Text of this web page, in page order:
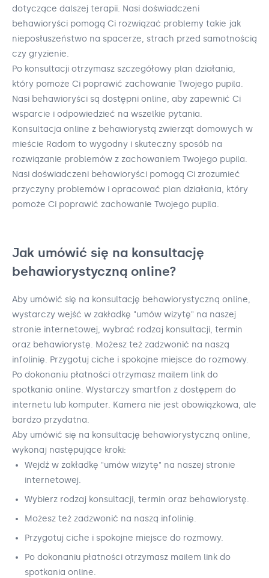
dotyczące dalszej terapii. Nasi doświadczeni
behawioryści pomogą Ci rozwiązać problemy takie jak
nieposłuszeństwo na spacerze, strach przed samotnością
czy gryzienie.
Po konsultacji otrzymasz szczegółowy plan działania,
który pomoże Ci poprawić zachowanie Twojego pupila.
Nasi behawioryści są dostępni online, aby zapewnić Ci
wsparcie i odpowiedzieć na wszelkie pytania.
Konsultacja online z behawiorystą zwierząt domowych w
mieście Radom to wygodny i skuteczny sposób na
rozwiązanie problemów z zachowaniem Twojego pupila.
Nasi doświadczeni behawioryści pomogą Ci zrozumieć
przyczyny problemów i opracować plan działania, który
pomoże Ci poprawić zachowanie Twojego pupila.
Jak umówić się na konsultację
behawiorystyczną online?
Aby umówić się na konsultację behawiorystyczną online,
wystarczy wejść w zakładkę "umów wizytę" na naszej
stronie internetowej, wybrać rodzaj konsultacji, termin
oraz behawiorystę. Możesz też zadzwonić na naszą
infolinię. Przygotuj ciche i spokojne miejsce do rozmowy.
Po dokonaniu płatności otrzymasz mailem link do
spotkania online. Wystarczy smartfon z dostępem do
internetu lub komputer. Kamera nie jest obowiązkowa, ale
bardzo przydatna.
Aby umówić się na konsultację behawiorystyczną online,
wykonaj następujące kroki:
Wejdź w zakładkę "umów wizytę" na naszej stronie
internetowej.
Wybierz rodzaj konsultacji, termin oraz behawiorystę.
Możesz też zadzwonić na naszą infolinię.
Przygotuj ciche i spokojne miejsce do rozmowy.
Po dokonaniu płatności otrzymasz mailem link do
spotkania online.